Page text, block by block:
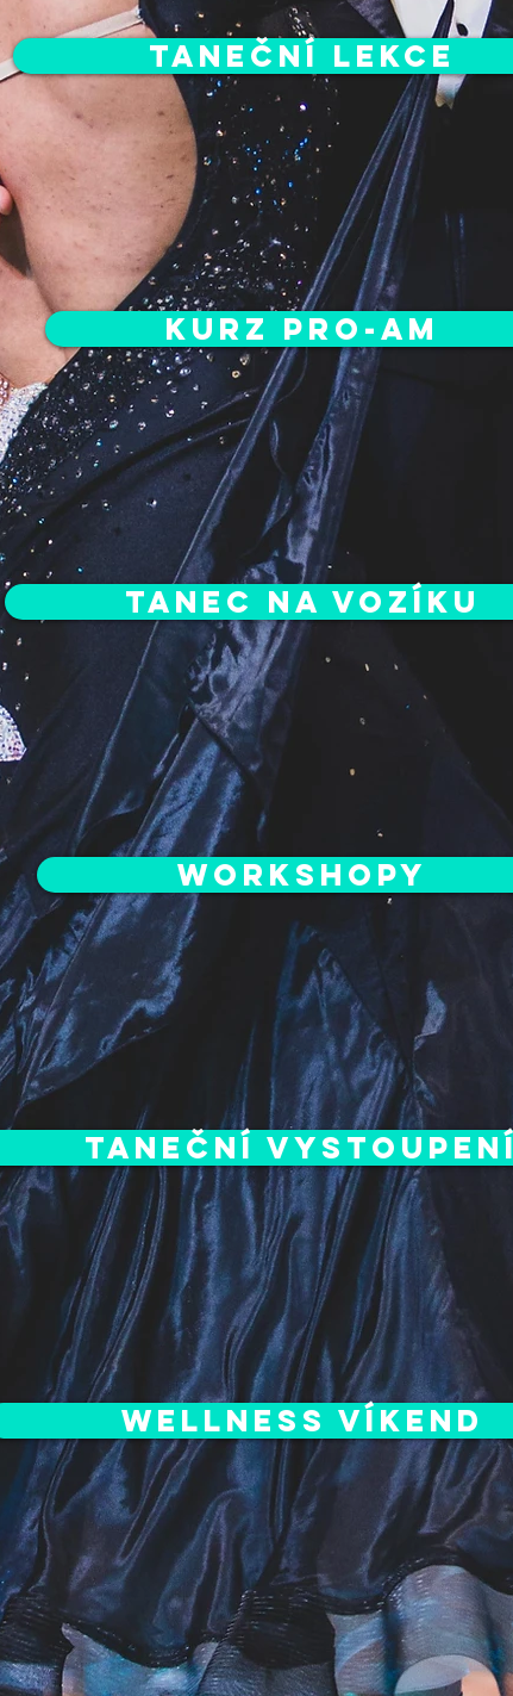
Taneční lekce
Kurz Pro-Am
tanec na vozíku
Workshopy
Taneční vystoupení
Wellness víkend